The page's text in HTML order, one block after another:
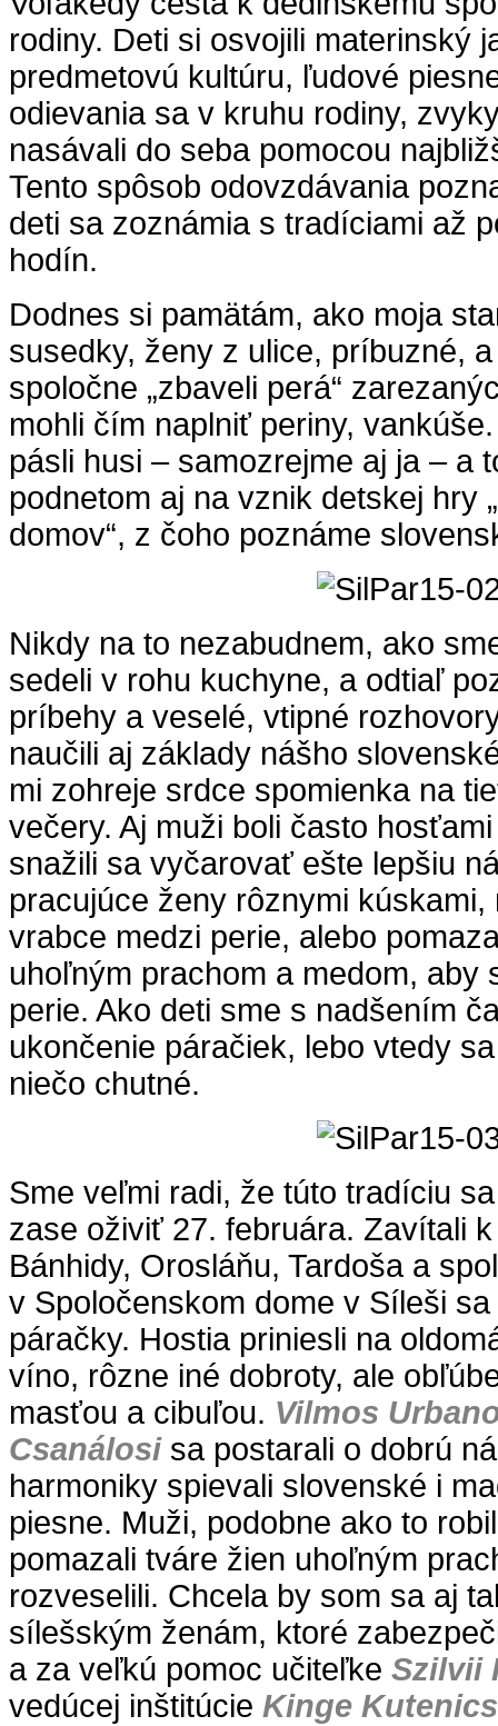
rodiny. Deti si osvojili materinský
predmetovú kultúru, ľudové
odievania sa v kruhu rodiny,
nasávali do seba pomocou
Tento spôsob odovzdávania
deti sa zoznámia s tradíciami až
hodín.
Dodnes si pamätám, ako moja
susedky, ženy z ulice, príbuzné,
spoločne „zbaveli perá“
mohli čím naplniť periny,
pásli husi – samozrejme aj ja – a
podnetom aj na vznik detskej hry
domov“, z čoho poznáme
Nikdy na to nezabudnem, ako
sedeli v rohu kuchyne, a odtiaľ
príbehy a veselé, vtipné
naučili aj základy nášho
mi zohreje srdce spomienka na
večery. Aj muži boli často
snažili sa vyčarovať ešte lepšiu
pracujúce ženy rôznymi
vrabce medzi perie, alebo
uhoľným prachom a medom, aby
perie. Ako deti sme s nadšením
ukončenie páračiek, lebo vtedy
niečo chutné.
Sme veľmi radi, že túto tradíciu
zase oživiť 27. februára. Zavítali
Bánhidy, Orosláňu, Tardoša a
v Spoločenskom dome v Síleši
páračky. Hostia priniesli na
víno, rôzne iné dobroty, ale
masťou a cibuľou. Vilmos
Csanálosisa postarali o dobrú
harmoniky spievali slovenské i
piesne. Muži, podobne ako to
pomazali tváre žien uhoľným
rozveselili. Chcela by som sa aj
sílešským ženám, ktoré
a za veľkú pomoc učiteľke Szilvii
vedúcej inštitúcie Kinge